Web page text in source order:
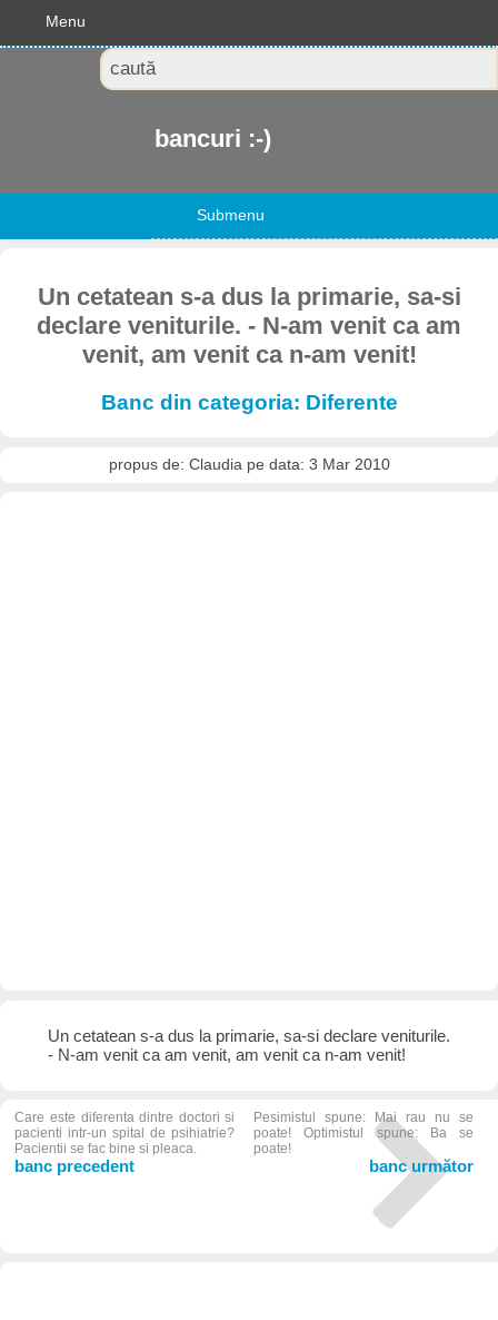
Menu
bancuri :-)
Submenu
Un cetatean s-a dus la primarie, sa-si
declare veniturile. - N-am venit ca am
venit, am venit ca n-am venit!
Banc din categoria: Diferente
propus de: Claudia pe data: 3 Mar 2010
Un cetatean s-a dus la primarie, sa-si declare veniturile.
- N-am venit ca am venit, am venit ca n-am venit!
Care este diferenta dintre doctori si
pacienti intr-un spital de psihiatrie?
Pacientii se fac bine si pleaca.
banc precedent
Pesimistul spune: Mai rau nu se
poate! Optimistul spune: Ba se
poate!
banc următor